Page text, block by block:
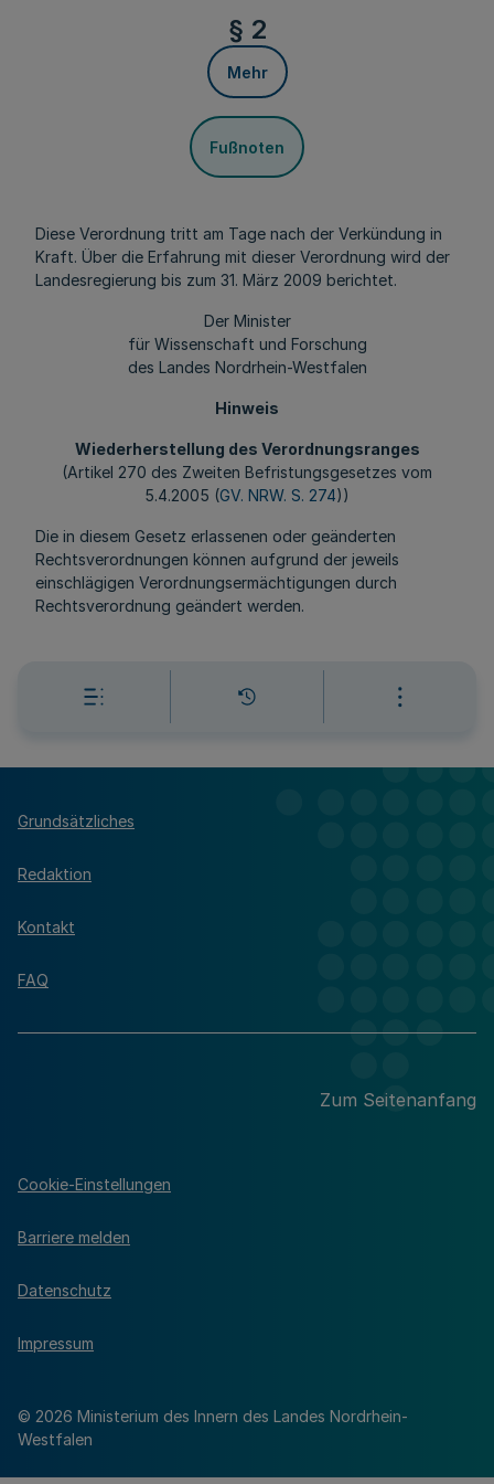
§ 2
Mehr
Fußnoten
Diese Verordnung tritt am Tage nach der Verkündung in
Kraft. Über die Erfahrung mit dieser Verordnung wird der
Landesregierung bis zum 31. März 2009 berichtet.
Der Minister
für Wissenschaft und Forschung
des Landes Nordrhein-Westfalen
Hinweis
Wiederherstellung des Verordnungsranges
(Artikel 270 des Zweiten Befristungsgesetzes vom
5.4.2005 (GV. NRW. S. 274))
Die in diesem Gesetz erlassenen oder geänderten
Rechtsverordnungen können aufgrund der jeweils
einschlägigen Verordnungsermächtigungen durch
Rechtsverordnung geändert werden.
Grundsätzliches
Redaktion
Kontakt
FAQ
Zum Seitenanfang
© 2026 Ministerium des Innern des Landes Nordrhein-
Westfalen
Cookie-Einstellungen
Barriere melden
Datenschutz
Impressum